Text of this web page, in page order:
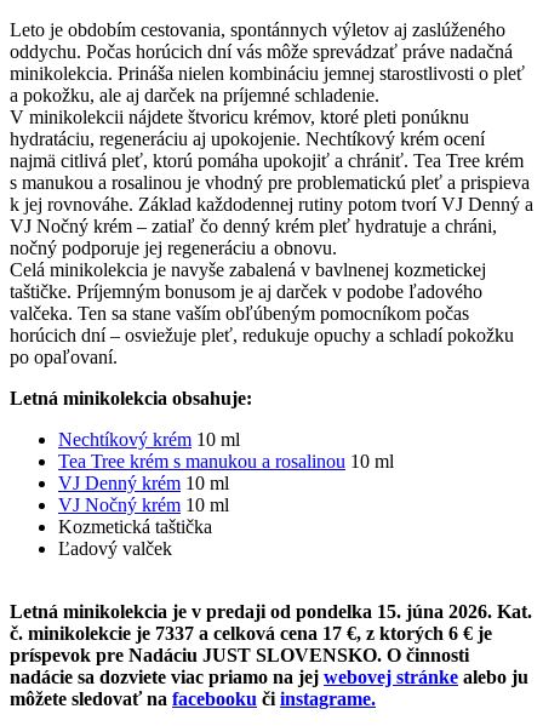
Leto je obdobím cestovania, spontánnych výletov aj zaslúženého
oddychu. Počas horúcich dní vás môže sprevádzať práve nadačná
minikolekcia. Prináša nielen kombináciu jemnej starostlivosti o pleť
a pokožku, ale aj darček na príjemné schladenie.
V minikolekcii nájdete štvoricu krémov, ktoré pleti ponúknu
hydratáciu, regeneráciu aj upokojenie. Nechtíkový krém ocení
najmä citlivá pleť, ktorú pomáha upokojiť a chrániť. Tea Tree krém
s manukou a rosalinou je vhodný pre problematickú pleť a prispieva
k jej rovnováhe. Základ každodennej rutiny potom tvorí VJ Denný a
VJ Nočný krém – zatiaľ čo denný krém pleť hydratuje a chráni,
nočný podporuje jej regeneráciu a obnovu.
Celá minikolekcia je navyše zabalená v bavlnenej kozmetickej
taštičke. Príjemným bonusom je aj darček v podobe ľadového
valčeka. Ten sa stane vaším obľúbeným pomocníkom počas
horúcich dní – osviežuje pleť, redukuje opuchy a schladí pokožku
po opaľovaní.
Letná minikolekcia obsahuje:
Nechtíkový krém 10 ml
Tea Tree krém s manukou a rosalinou 10 ml
VJ Denný krém 10 ml
VJ Nočný krém 10 ml
Kozmetická taštička
Ľadový valček
Letná minikolekcia je v predaji od pondelka 15. júna 2026. Kat.
č. minikolekcie je 7337 a celková cena 17 €, z ktorých 6 € je
príspevok pre Nadáciu JUST SLOVENSKO. O činnosti
nadácie sa dozviete viac priamo na jej webovej stránke alebo ju
môžete sledovať na facebooku či instagrame.